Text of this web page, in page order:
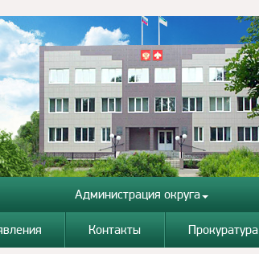
Администрация округа
Контакты Прокуратура